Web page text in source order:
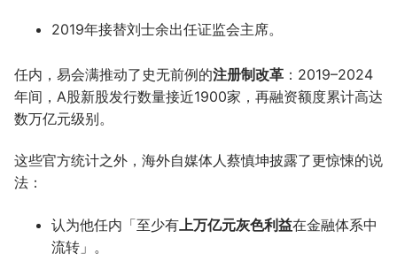
2019年接替刘士余出任证监会主席。
任内，易会满推动了史无前例的注册制改革 ：2019–2024
年间，A股新股发行数量接近1900家，再融资额度累计高达
数万亿元级别。
这些官方统计之外，海外自媒体人蔡慎坤披露了更惊悚的说
法：
认为他任内「至少有上万亿元灰色利益在金融体系中
流转」。